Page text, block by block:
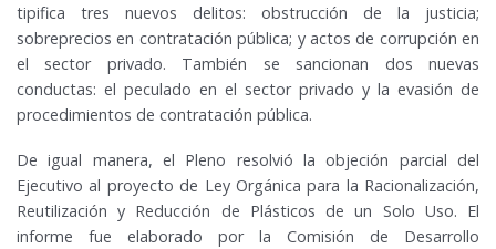
tipifica tres nuevos delitos: obstrucción de la justicia;
sobreprecios en contratación pública; y actos de corrupción en
el sector privado. También se sancionan dos nuevas
conductas: el peculado en el sector privado y la evasión de
procedimientos de contratación pública.
De igual manera, el Pleno resolvió la objeción parcial del
Ejecutivo al proyecto de Ley Orgánica para la Racionalización,
Reutilización y Reducción de Plásticos de un Solo Uso. El
informe fue elaborado por la Comisión de Desarrollo